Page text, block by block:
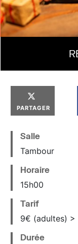
PARTAGER
Salle
Tambour
Horaire
15h00
Tarif
9€ (adultes) >
Durée